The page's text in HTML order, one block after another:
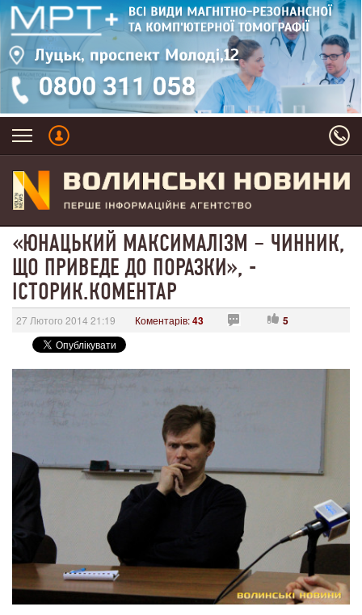
«ЮНАЦЬКИЙ МАКСИМАЛІЗМ – ЧИННИК,
ЩО ПРИВЕДЕ ДО ПОРАЗКИ», -
ІСТОРИК.КОМЕНТАР
27 Лютого 2014 21:19 Коментарів:43 5